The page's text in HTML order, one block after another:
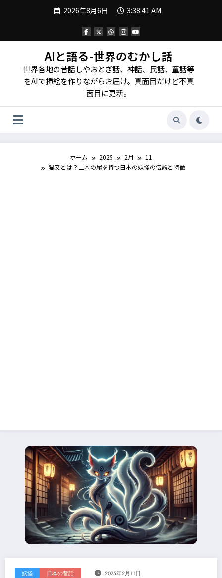
ツ
2026年8月6日 3:38:42 AM
AIと語る-世界のむかし話
世界各地の昔話しやおとぎ話、神話、民話、童話等
をAIで挿絵を作りながらお届け。真面目だけど不真
面目に更新。
ホーム 2025 2月
11
猫又とは？二本の尾を持つ日本の妖怪の伝説と特徴
妖怪 日本の昔話 2025年2月11日